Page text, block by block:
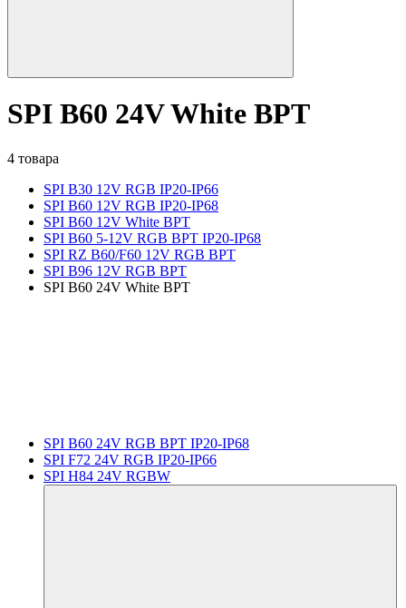
SPI B60 24V White BPT
4 товара
SPI B30 12V RGB IP20-IP66
SPI B60 12V RGB IP20-IP68
SPI B60 12V White BPT
SPI B60 5-12V RGB BPT IP20-IP68
SPI RZ B60/F60 12V RGB BPT
SPI B96 12V RGB BPT
SPI B60 24V White BPT
SPI B60 24V RGB BPT IP20-IP68
SPI F72 24V RGB IP20-IP66
SPI H84 24V RGBW